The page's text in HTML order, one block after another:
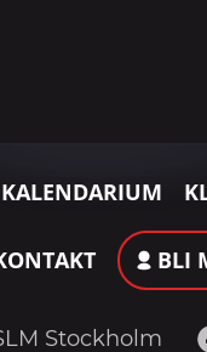
KALENDARIUM
BLI
Stockholm